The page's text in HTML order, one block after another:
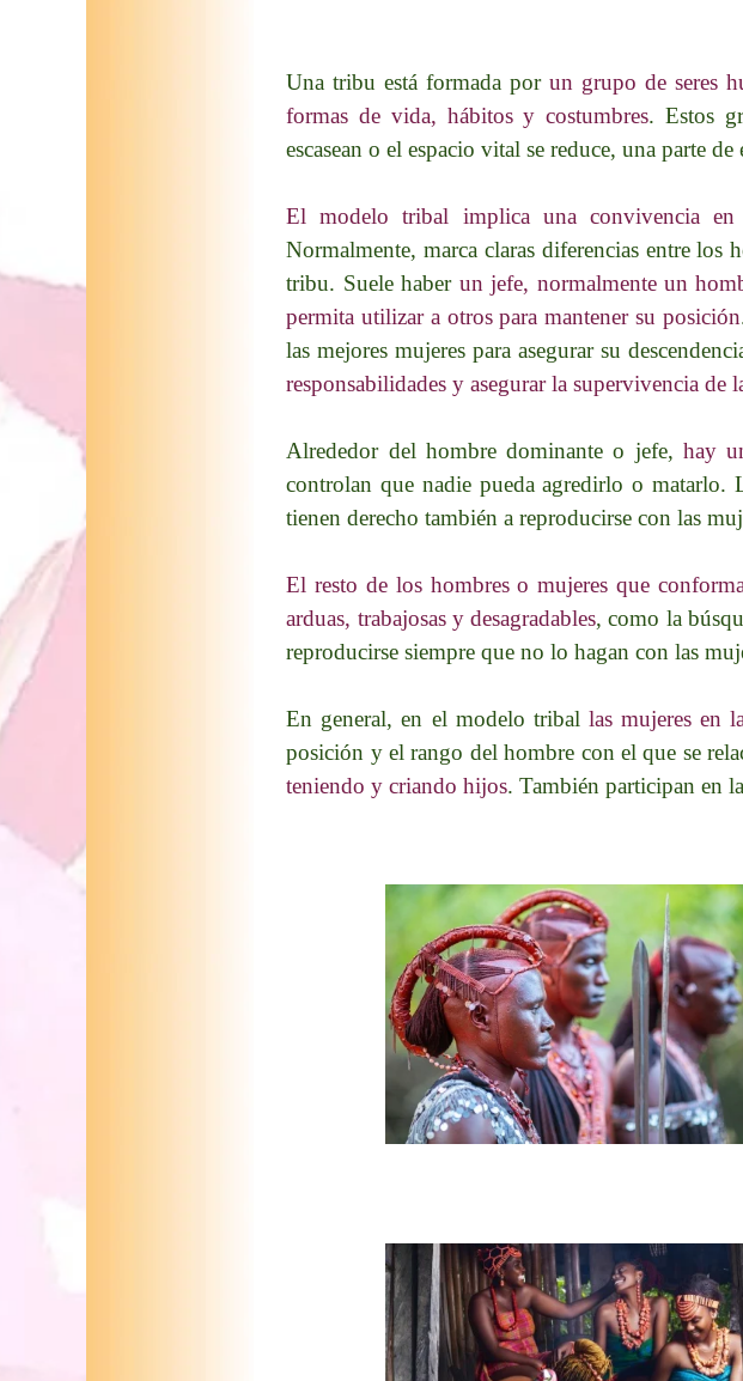
Una tribu está formada porun grupo de seres
formas de vida, hábitos y costumbres. Estos
escasean o el espacio vital se reduce, una parte
El modelo tribal implica una convivencia en
Normalmente, marca claras diferencias entre los
tribu. Suele haber un jefe, normalmente un
permita utilizar a otros para mantener su posición
las mejores mujeres para asegurar su
responsabilidades y asegurar la supervivencia de
Alrededor del hombre dominante o jefe, hay
controlan que nadie pueda agredirlo o matarlo.
tienen derecho también a reproducirse con las
El resto de los hombres o mujeres que
arduas, trabajosas y desagradables, como la
reproducirse siempre que no lo hagan con las
En general, en el modelo tribal las mujeres en
posición y el rango del hombre con el que se
teniendo y criando hijos. También participan en